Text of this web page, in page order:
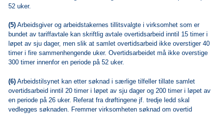
52 uker.
(5) Arbeidsgiver og arbeidstakernes tillitsvalgte i virksomhet som er
bundet av tariffavtale kan skriftlig avtale overtidsarbeid inntil 15 timer i
løpet av sju dager, men slik at samlet overtidsarbeid ikke overstiger 40
timer i fire sammenhengende uker. Overtidsarbeidet må ikke overstige
300 timer innenfor en periode på 52 uker.
(6) Arbeidstilsynet kan etter søknad i særlige tilfeller tillate samlet
overtidsarbeid inntil 20 timer i løpet av sju dager og 200 timer i løpet av
en periode på 26 uker. Referat fra drøftingene jf. tredje ledd skal
vedlegges søknaden. Fremmer virksomheten søknad om overtid